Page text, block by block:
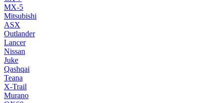
MX-5
Mitsubishi
ASX
Outlander
Lancer
Nissan
Juke
Qashqai
Teana
X-Trail
Murano